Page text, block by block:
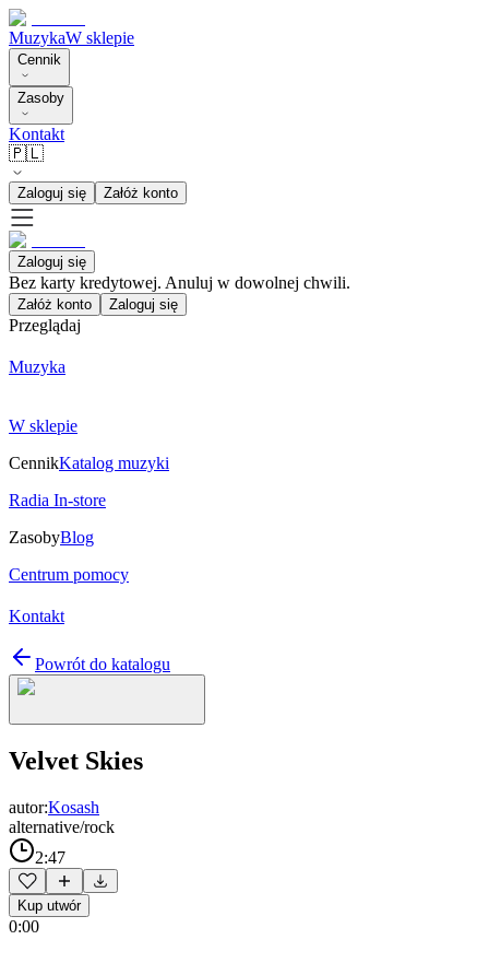
MuzykaW sklepie
Cennik
Zasoby
Kontakt
🇵🇱
Zaloguj się Załóż konto
Zaloguj się
Bez karty kredytowej. Anuluj w dowolnej chwili.
Załóż konto Zaloguj się
Przeglądaj
Muzyka
W sklepie
CennikKatalog muzyki
Radia In-store
ZasobyBlog
Centrum pomocy
Kontakt
Powrót do katalogu
Velvet Skies
autor:Kosash
alternative/rock
2:47
Kup utwór
0:00